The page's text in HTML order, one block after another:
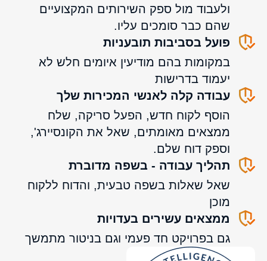
ולעבוד מול ספק השירותים המקצועיים
שהם כבר סומכים עליו.
פועל בסביבות תובעניות
במקומות בהם מודיעין איומים חלש לא
יעמוד בדרישות
עבודה קלה לאנשי המכירות שלך
הוסף לקוח חדש, הפעל סריקה, שלח
ממצאים מאומתים, שאל את הקונסיירג',
וספק דוח שלם.
תהליך עבודה - בשפה מדוברת
שאל שאלות בשפה טבעית, והדוח ללקוח
מוכן
ממצאים עשירים בעדויות
גם בפרויקט חד פעמי וגם בניטור מתמשך